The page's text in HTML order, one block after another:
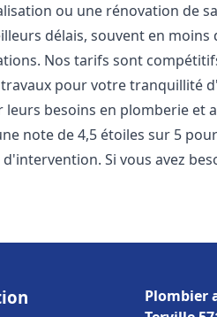
ou une rénovation de
délais, souvent en moins
Nos tarifs sont
pour votre tranquillité
besoins en plomberie et
note de 4,5 étoiles sur 5
Si vous avez
Plombier